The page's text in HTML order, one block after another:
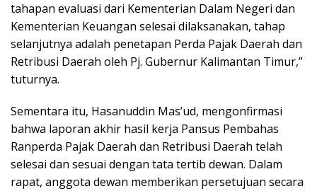
tahapan evaluasi dari Kementerian Dalam Negeri dan
Kementerian Keuangan selesai dilaksanakan, tahap
selanjutnya adalah penetapan Perda Pajak Daerah dan
Retribusi Daerah oleh Pj. Gubernur Kalimantan Timur,”
tuturnya.
Sementara itu, Hasanuddin Mas’ud, mengonfirmasi
bahwa laporan akhir hasil kerja Pansus Pembahas
Ranperda Pajak Daerah dan Retribusi Daerah telah
selesai dan sesuai dengan tata tertib dewan. Dalam
rapat, anggota dewan memberikan persetujuan secara